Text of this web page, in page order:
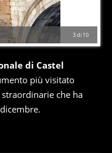
3di 10
di Castel
più visitato
che ha